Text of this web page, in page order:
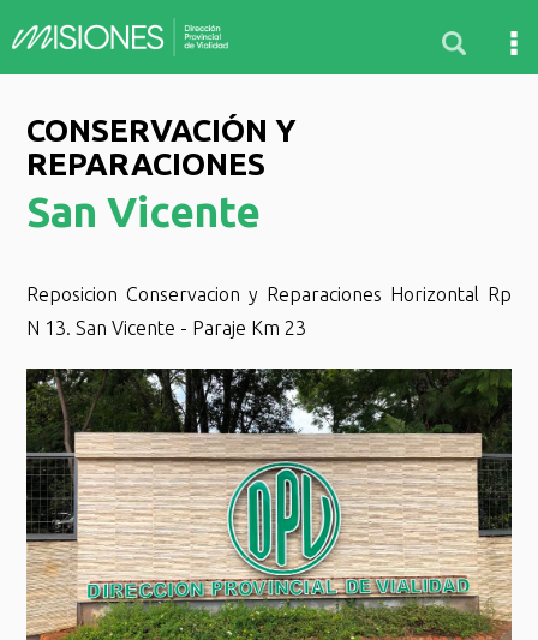
CONSERVACIÓN Y
REPARACIONES
San Vicente
Reposicion Conservacion y Reparaciones Horizontal Rp
N 13. San Vicente - Paraje Km 23